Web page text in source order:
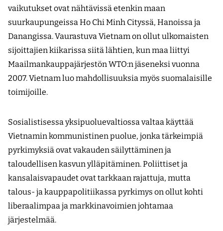
vaikutukset ovat nähtävissä etenkin maan
suurkaupungeissa Ho Chi Minh Cityssä, Hanoissa ja
Danangissa. Vaurastuva Vietnam on ollut ulkomaisten
sijoittajien kiikarissa siitä lähtien, kun maa liittyi
Maailmankauppajärjestön WTO:n jäseneksi vuonna
2007. Vietnam luo mahdollisuuksia myös suomalaisille
toimijoille.
Sosialistisessa yksipuoluevaltiossa valtaa käyttää
Vietnamin kommunistinen puolue, jonka tärkeimpiä
pyrkimyksiä ovat vakauden säilyttäminen ja
taloudellisen kasvun ylläpitäminen. Poliittiset ja
kansalaisvapaudet ovat tarkkaan rajattuja, mutta
talous- ja kauppapolitiikassa pyrkimys on ollut kohti
liberaalimpaa ja markkinavoimien johtamaa
järjestelmää.